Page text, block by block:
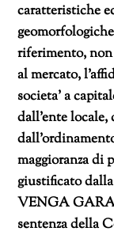
caratteristiche
riferimento,
al mercato,
societa’ a
dall’ente
maggioranza di
giustificato
VENGA
sentenza della